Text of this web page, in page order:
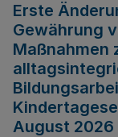
Erste
Gewährung
Maßnahmen
August 2026